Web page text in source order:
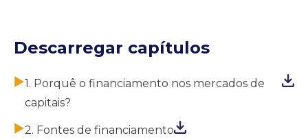
Descarregar capítulos
1. Porquê o financiamento nos mercados de
capitais?
2. Fontes de financiamento